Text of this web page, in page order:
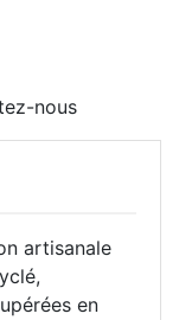
nous
artisanale
en